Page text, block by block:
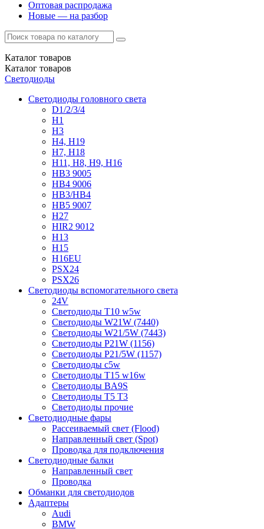
Оптовая распродажа
Новые — на разбор
Каталог товаров
Каталог товаров
Светодиоды
Светодиоды головного света
D1/2/3/4
H1
H3
H4, H19
H7, H18
H11, H8, H9, H16
HB3 9005
HB4 9006
HB3/HB4
HB5 9007
H27
HIR2 9012
H13
H15
H16EU
PSX24
PSX26
Светодиоды вспомогательного света
24V
Светодиоды T10 w5w
Светодиоды W21W (7440)
Светодиоды W21/5W (7443)
Светодиоды P21W (1156)
Светодиоды P21/5W (1157)
Светодиоды c5w
Светодиоды T15 w16w
Светодиоды BA9S
Светодиоды T5 T3
Светодиоды прочие
Светодиодные фары
Рассеиваемый свет (Flood)
Направленный свет (Spot)
Проводка для подключения
Светодиодные балки
Направленный свет
Проводка
Обманки для светодиодов
Адаптеры
Audi
BMW